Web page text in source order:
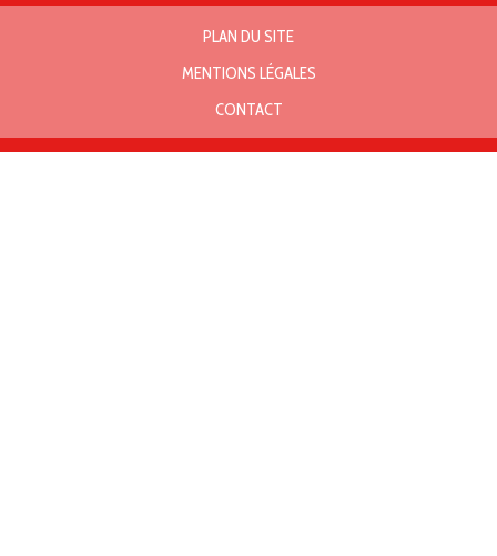
PLAN DU SITE
MENTIONS LÉGALES
CONTACT